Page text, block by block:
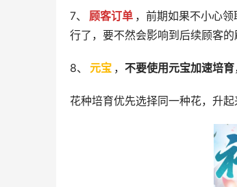
7、 顾客订单 ，前期如果不小心
行了，要不然会影响到后续顾客的
8、 元宝 ，不要使用元宝加速培育
花种培育优先选择同一种花，升